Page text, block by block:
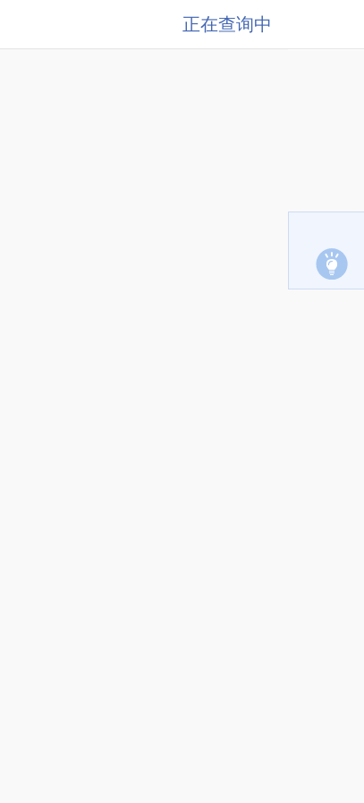
正在查询中